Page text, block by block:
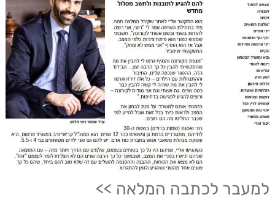
למעבר לכתבה המלאה >>